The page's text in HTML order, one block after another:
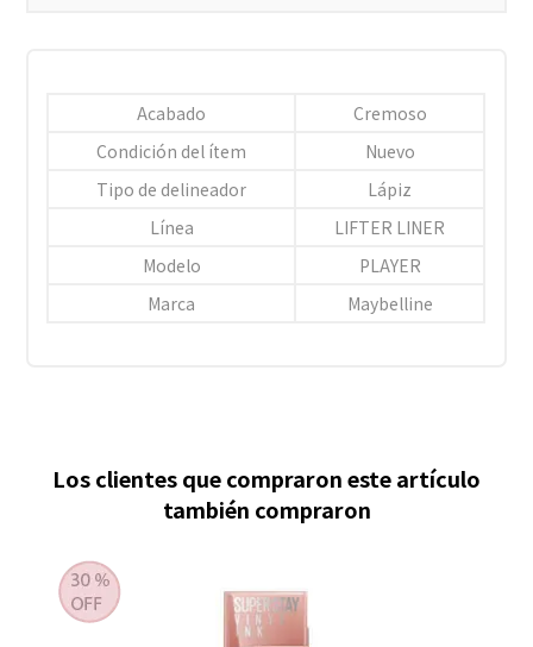
Acabado
Cremoso
Condición del ítem
Nuevo
Tipo de delineador
Lápiz
Línea
LIFTER LINER
Modelo
PLAYER
Marca
Maybelline
Los clientes que compraron este artículo
también compraron